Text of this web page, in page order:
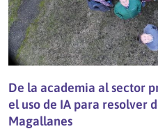
De la academia al sector
el uso de IA para resolver
Magallanes